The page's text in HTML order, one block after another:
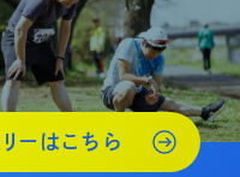
ーはこちら